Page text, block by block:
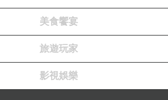
美食饗宴
旅遊玩家
影視娛樂